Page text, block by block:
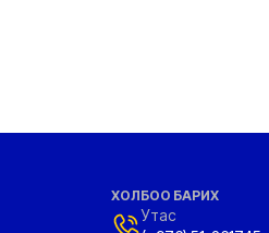
ХОЛБОО БАРИХ
Утас